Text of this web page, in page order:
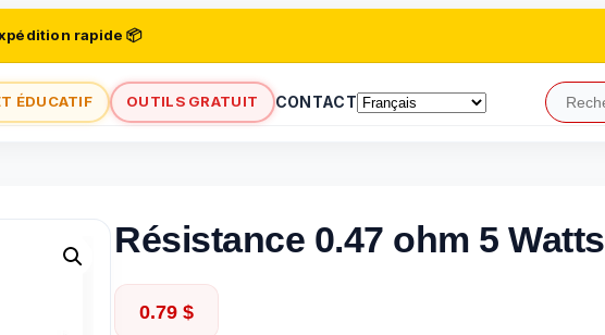
rapide 📦
ÉDUCATIF OUTILS GRATUIT CONTACT
Résistance 0.47 ohm 5 Watts
0.79 $